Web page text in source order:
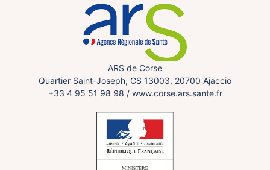
ARS de Corse
Quartier Saint-Joseph, CS 13003, 20700 Ajaccio
+33 4 95 51 98 98 / www.corse.ars.sante.fr